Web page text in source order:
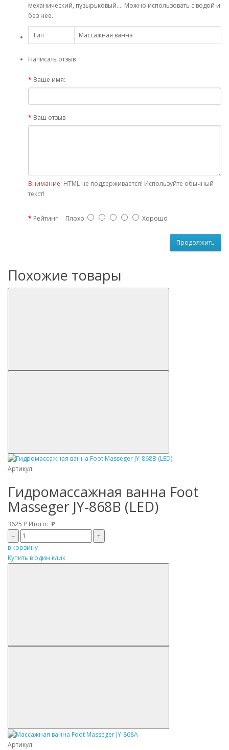
механический, пузырьковый…. Можно использовать с водой и
без нее.
Тип Массажная ванна
Написать отзыв
Ваше имя:
Ваш отзыв
Внимание: HTML не поддерживается! Используйте обычный
текст!
Рейтинг Плохо Хорошо
Продолжить
Похожие товары
Артикул:
Гидромассажная ванна Foot
Masseger JY-868B (LED)
3625 Р Итого: Р
–
+
в корзину
Купить в один клик
Артикул: